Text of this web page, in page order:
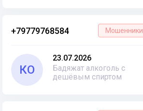
+79779768584 Мошенники
КО
23.07.2026
Бадяжат алкоголь с
дешёвым спиртом